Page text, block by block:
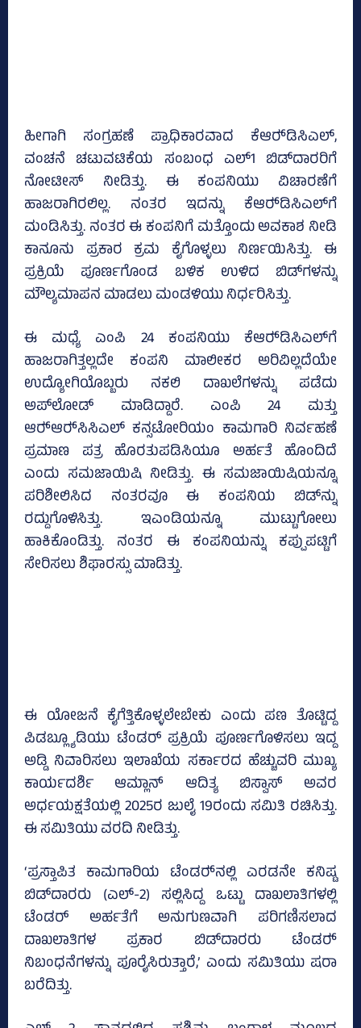
ಹೀಗಾಗಿ ಸಂಗ್ರಹಣೆ ಪ್ರಾಧಿಕಾರವಾದ ಕೆಆರ್‍‌ಡಿಸಿಎಲ್‌,
ವಂಚನೆ ಚಟುವಟಿಕೆಯ ಸಂಬಂಧ ಎಲ್‌1 ಬಿಡ್‌ದಾರರಿಗೆ
ನೋಟೀಸ್‌ ನೀಡಿತ್ತು. ಈ ಕಂಪನಿಯು ವಿಚಾರಣೆಗೆ
ಹಾಜರಾಗಿರಲಿಲ್ಲ. ನಂತರ ಇದನ್ನು ಕೆಆರ್‍‌ಡಿಸಿಎಲ್‌ಗೆ
ಮಂಡಿಸಿತ್ತು. ನಂತರ ಈ ಕಂಪನಿಗೆ ಮತ್ತೊಂದು ಅವಕಾಶ ನೀಡಿ
ಕಾನೂನು ಪ್ರಕಾರ ಕ್ರಮ ಕೈಗೊಳ್ಳಲು ನಿರ್ಣಯಿಸಿತ್ತು. ಈ
ಪ್ರಕ್ರಿಯೆ ಪೂರ್ಣಗೊಂಡ ಬಳಿಕ ಉಳಿದ ಬಿಡ್‌ಗಳನ್ನು
ಮೌಲ್ಯಮಾಪನ ಮಾಡಲು ಮಂಡಳಿಯು ನಿರ್ಧರಿಸಿತ್ತು.
ಈ ಮಧ್ಯೆ ಎಂಪಿ 24 ಕಂಪನಿಯು ಕೆಆರ್‍‌ಡಿಸಿಎಲ್‌ಗೆ
ಹಾಜರಾಗಿತ್ತಲ್ಲದೇ ಕಂಪನಿ ಮಾಲೀಕರ ಅರಿವಿಲ್ಲದೆಯೇ
ಉದ್ಯೋಗಿಯೊಬ್ಬರು ನಕಲಿ ದಾಖಲೆಗಳನ್ನು ಪಡೆದು
ಅಪ್‌ಲೋಡ್‌ ಮಾಡಿದ್ದಾರೆ. ಎಂಪಿ 24 ಮತ್ತು
ಆರ್‍‌ಆರ್‍‌ಸಿಸಿಎಲ್ ಕನ್ಸಟೋರಿಯಂ ಕಾಮಗಾರಿ ನಿರ್ವಹಣೆ
ಪ್ರಮಾಣ ಪತ್ರ ಹೊರತುಪಡಿಸಿಯೂ ಅರ್ಹತೆ ಹೊಂದಿದೆ
ಎಂದು ಸಮಜಾಯಿಷಿ ನೀಡಿತ್ತು. ಈ ಸಮಜಾಯಿಷಿಯನ್ನೂ
ಪರಿಶೀಲಿಸಿದ ನಂತರವೂ ಈ ಕಂಪನಿಯ ಬಿಡ್‌ನ್ನು
ರದ್ದುಗೊಳಿಸಿತ್ತು. ಇಎಂಡಿಯನ್ನೂ ಮುಟ್ಟುಗೋಲು
ಹಾಕಿಕೊಂಡಿತ್ತು. ನಂತರ ಈ ಕಂಪನಿಯನ್ನು ಕಪ್ಪುಪಟ್ಟಿಗೆ
ಸೇರಿಸಲು ಶಿಫಾರಸ್ಸು ಮಾಡಿತ್ತು.
ಈ ಯೋಜನೆ ಕೈಗೆತ್ತಿಕೊಳ್ಳಲೇಬೇಕು ಎಂದು ಪಣ ತೊಟ್ಟಿದ್ದ
ಪಿಡಬ್ಲ್ಯೂಡಿಯು ಟೆಂಡರ್ ಪ್ರಕ್ರಿಯೆ ಪೂರ್ಣಗೊಳಿಸಲು ಇದ್ದ
ಅಡ್ಡಿ ನಿವಾರಿಸಲು ಇಲಾಖೆಯ ಸರ್ಕಾರದ ಹೆಚ್ಚುವರಿ ಮುಖ್ಯ
ಕಾರ್ಯದರ್ಶಿ ಆಮ್ಲಾನ್‌ ಆದಿತ್ಯ ಬಿಸ್ವಾಸ್‌ ಅವರ
ಅರ್ಧಯಕ್ಷತೆಯಲ್ಲಿ 2025ರ ಜುಲೈ 19ರಂದು ಸಮಿತಿ ರಚಿಸಿತ್ತು.
ಈ ಸಮಿತಿಯು ವರದಿ ನೀಡಿತ್ತು.
‘ಪ್ರಸ್ತಾಪಿತ ಕಾಮಗಾರಿಯ ಟೆಂಡರ್‍‌ನಲ್ಲಿ ಎರಡನೇ ಕನಿಷ್ಟ
ಬಿಡ್‌ದಾರರು (ಎಲ್‌-2) ಸಲ್ಲಿಸಿದ್ದ ಒಟ್ಟು ದಾಖಲಾತಿಗಳಲ್ಲಿ
ಟೆಂಡರ್ ಅರ್ಹತೆಗೆ ಅನುಗುಣವಾಗಿ ಪರಿಗಣಿಸಲಾದ
ದಾಖಲಾತಿಗಳ ಪ್ರಕಾರ ಬಿಡ್‌ದಾರರು ಟೆಂಡರ್‍‌
ನಿಬಂಧನೆಗಳನ್ನು ಪೂರೈಸಿರುತ್ತಾರೆ,’ ಎಂದು ಸಮಿತಿಯು ಷರಾ
ಬರೆದಿತ್ತು.